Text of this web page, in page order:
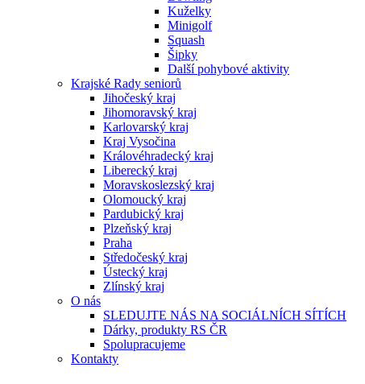
Kuželky
Minigolf
Squash
Šipky
Další pohybové aktivity
Krajské Rady seniorů
Jihočeský kraj
Jihomoravský kraj
Karlovarský kraj
Kraj Vysočina
Královéhradecký kraj
Liberecký kraj
Moravskoslezský kraj
Olomoucký kraj
Pardubický kraj
Plzeňský kraj
Praha
Středočeský kraj
Ústecký kraj
Zlínský kraj
O nás
SLEDUJTE NÁS NA SOCIÁLNÍCH SÍTÍCH
Dárky, produkty RS ČR
Spolupracujeme
Kontakty